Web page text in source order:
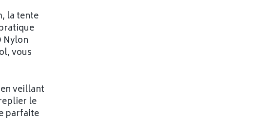
la tente
Nylon
vous
veillant
le
parfaite